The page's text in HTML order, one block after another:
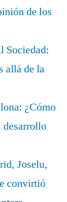
de los
Sociedad:
allá de la
¿Cómo
desarrollo
Joselu,
convirtió